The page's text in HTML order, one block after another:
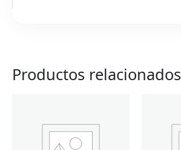
Productos relacionados